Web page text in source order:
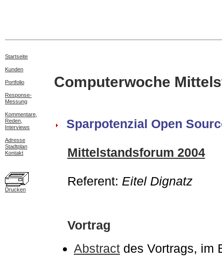
Startseite
Kunden
Portfolio
Response-
Messung
Kommentare,
Reden,
Interviews
Adresse
Stadtplan
Kontakt
Drucken
Computerwoche
Sparpotenzial Open
Mittelstandsforum 2004
Referent: Eitel Dignatz
Vortrag
Abstract des Vortrags, im